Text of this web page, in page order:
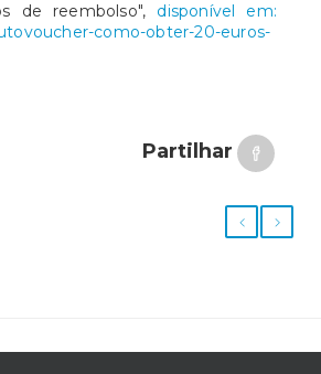
de reembolso", disponível em:
como-obter-20-euros-
Partilhar